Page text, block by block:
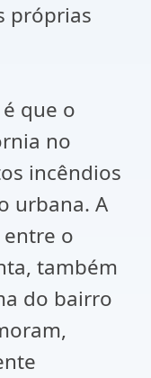
próprias
que o
no
incêndios
urbana. A
o
também
do bairro